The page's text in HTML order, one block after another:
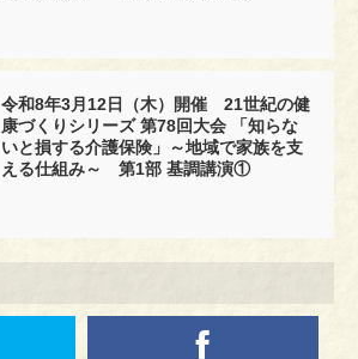
令和8年3月12日（木）開催 21世紀の健
康づくりシリーズ 第78回大会 「知らな
いと損する介護保険」～地域で家族を支
える仕組み～ 第1部 基調講演①